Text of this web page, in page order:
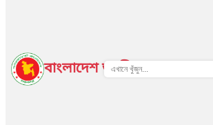
বাংলাদেশ জাতীয় তথ্য বাতায়ন